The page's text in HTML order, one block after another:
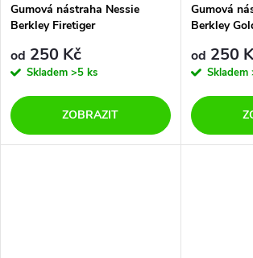
Gumová nástraha Nessie
Berkley Firetiger
od 250 Kč
Skladem >5 ks
ZOBRAZIT
Gumová
Berkley
od 250
Skladem